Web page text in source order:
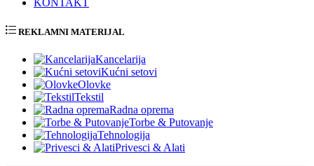
KONTAKT
REKLAMNI MATERIJAL
Kancelarija
Kućni setovi
Olovke
Tekstil
Radna oprema
Torbe & Putovanje
Tehnologija
Privesci & Alati